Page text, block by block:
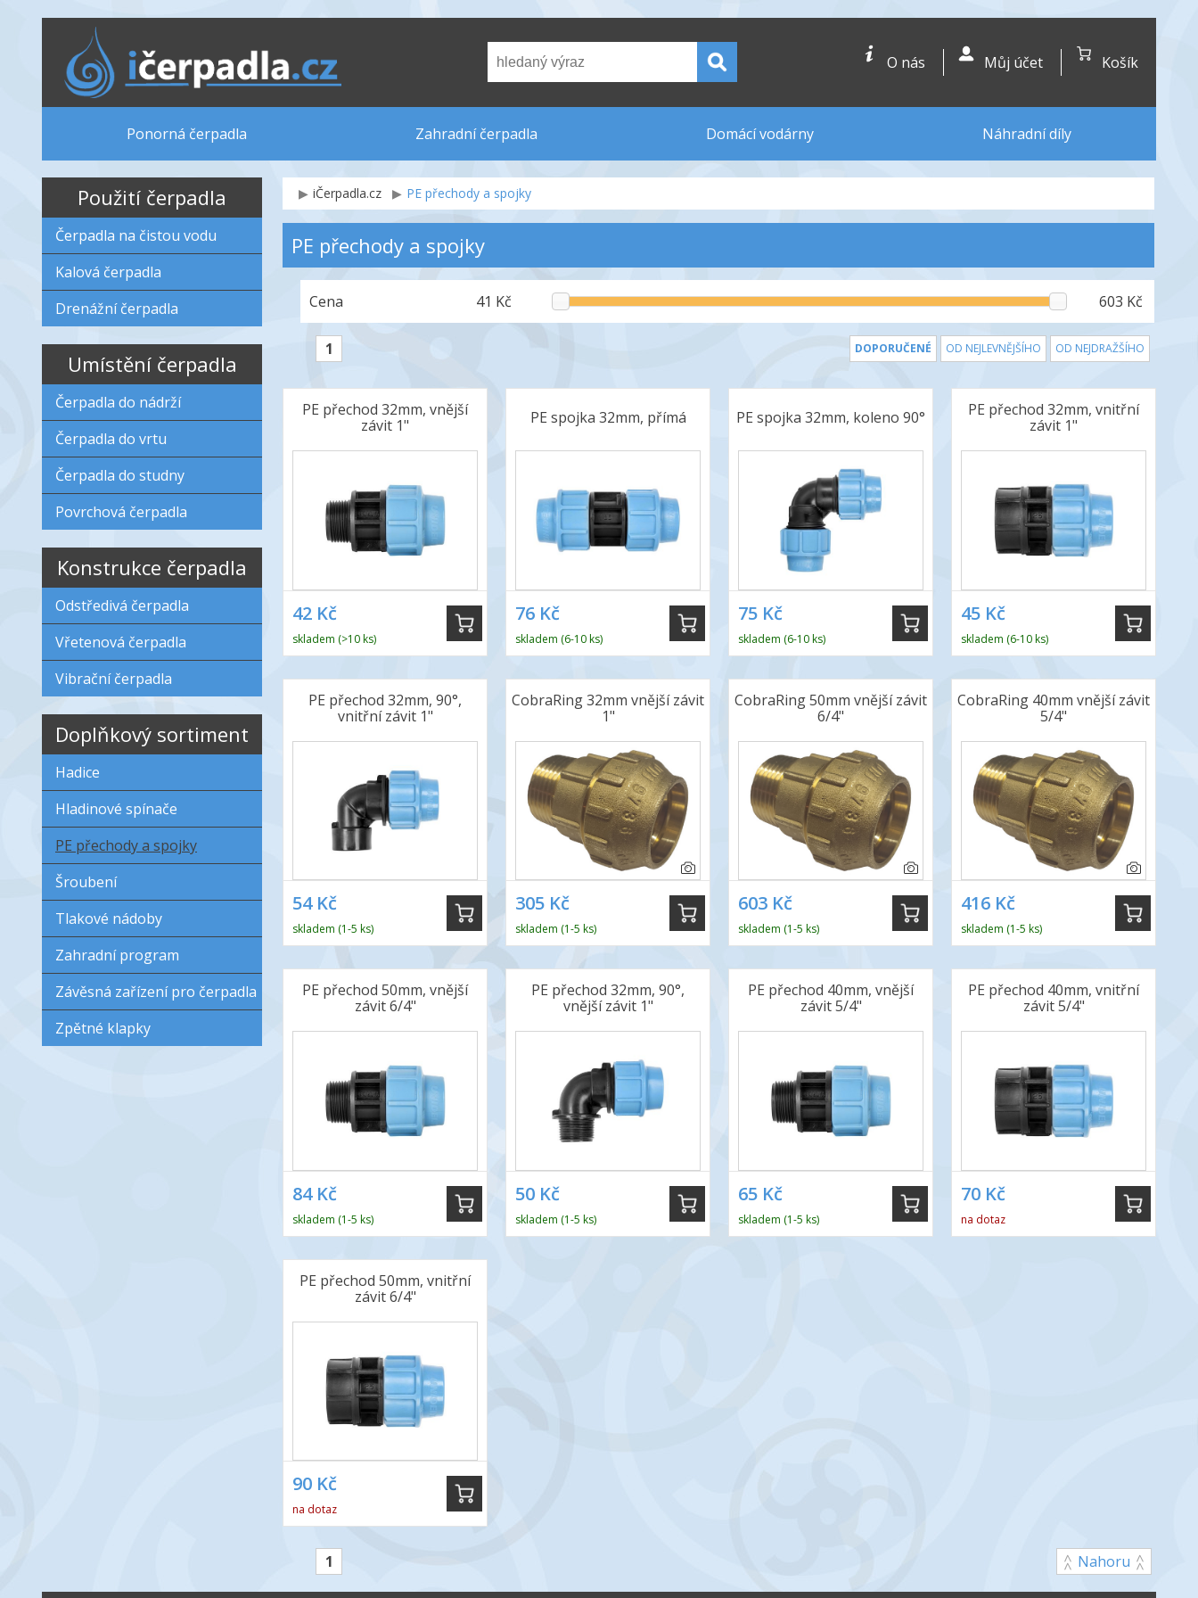
Košík
Můj účet
O nás
Ponorná čerpadla Zahradní čerpadla Domácí vodárny Náhradní díly
Použití čerpadla
Čerpadla na čistou vodu
Kalová čerpadla
Drenážní čerpadla
Umístění čerpadla
Čerpadla do nádrží
Čerpadla do vrtu
Čerpadla do studny
Povrchová čerpadla
Konstrukce čerpadla
Odstředivá čerpadla
Vřetenová čerpadla
Vibrační čerpadla
Doplňkový sortiment
Hadice
Hladinové spínače
PE přechody a spojky
Šroubení
Tlakové nádoby
Zahradní program
Závěsná zařízení pro čerpadla
Zpětné klapky
iČerpadla.cz PE přechody a spojky
PE přechody a spojky
Cena 41 Kč 603 Kč
1 DOPORUČENÉ OD NEJLEVNĚJŠÍHO OD NEJDRAŽŠÍHO
PE přechod 32mm, vnější
závit 1"
42 Kč
skladem (>10 ks)
PE spojka 32mm, přímá
76 Kč
skladem (6-10 ks)
PE spojka 32mm, koleno 90°
75 Kč
skladem (6-10 ks)
PE přechod 32mm, vnitřní
závit 1"
45 Kč
skladem (6-10 ks)
PE přechod 32mm, 90°,
vnitřní závit 1"
54 Kč
skladem (1-5 ks)
CobraRing 32mm vnější závit
1"
305 Kč
skladem (1-5 ks)
CobraRing 50mm vnější závit
6/4"
603 Kč
skladem (1-5 ks)
CobraRing 40mm vnější závit
5/4"
416 Kč
skladem (1-5 ks)
PE přechod 50mm, vnější
závit 6/4"
84 Kč
skladem (1-5 ks)
PE přechod 32mm, 90°,
vnější závit 1"
50 Kč
skladem (1-5 ks)
PE přechod 40mm, vnější
závit 5/4"
65 Kč
skladem (1-5 ks)
PE přechod 40mm, vnitřní
závit 5/4"
70 Kč
na dotaz
PE přechod 50mm, vnitřní
závit 6/4"
90 Kč
na dotaz
1 Nahoru